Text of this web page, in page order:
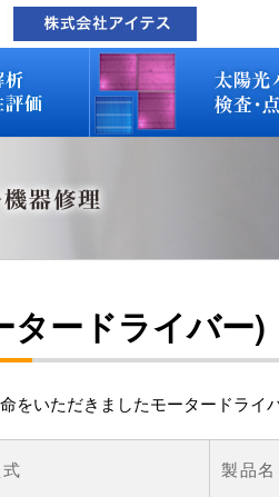
タードライバー)
をいただきましたモータードライ
製品名